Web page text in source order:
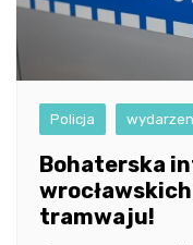
Policja
Bohaterska
tramwaju!